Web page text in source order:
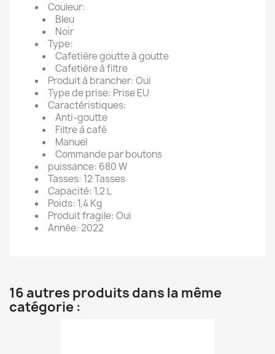
Couleur:
Bleu
Noir
Type:
Cafetière goutte à goutte
Cafetière à filtre
Produit à brancher: Oui
Type de prise: Prise EU
Caractéristiques:
Anti-goutte
Filtre à café
Manuel
Commande par boutons
puissance: 680 W
Tasses: 12 Tasses
Capacité: 1,2 L
Poids: 1,4 Kg
Produit fragile: Oui
Année: 2022
16 autres produits dans la même
catégorie :